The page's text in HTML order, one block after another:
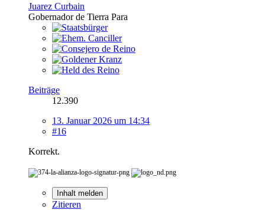
Juarez Curbain
Gobernador de Tierra Para
Beiträge
12.390
13. Januar 2026 um 14:34
#16
Korrekt.
Inhalt melden
Zitieren